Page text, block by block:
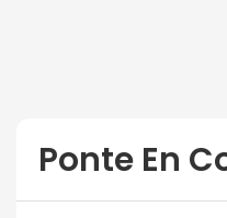
Ponte En